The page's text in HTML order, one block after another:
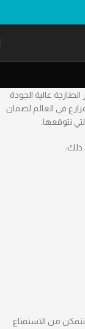
عالية الجودة
في العالم لضمان
نتوقعها.
ذلك:
تتمكن من الاستمتاع